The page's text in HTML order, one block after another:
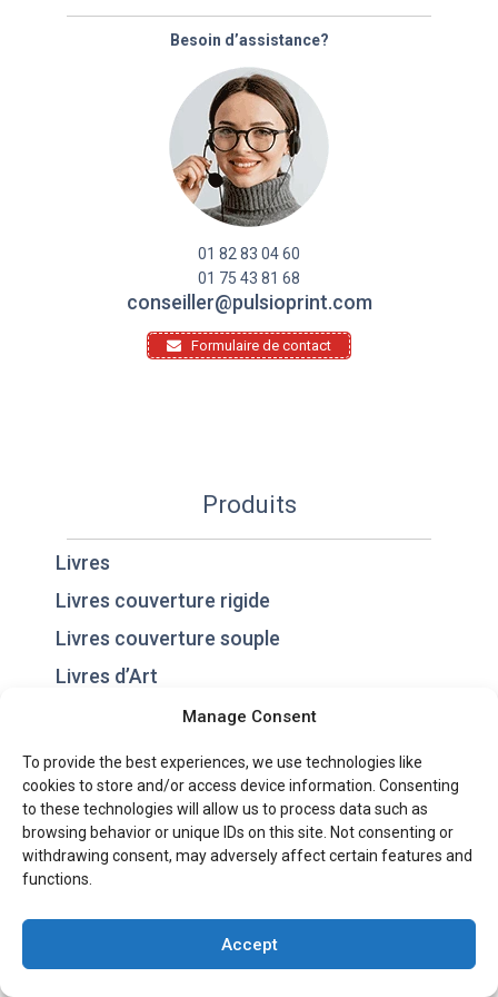
Manage Consent
To provide the best experiences, we use technologies like
cookies to store and/or access device information. Consenting
to these technologies will allow us to process data such as
browsing behavior or unique IDs on this site. Not consenting or
withdrawing consent, may adversely affect certain features and
functions.
Accept
Besoin d’assistance?
01 82 83 04 60
01 75 43 81 68
conseiller@pulsioprint.com
Formulaire de contact
Produits
Livres
Livres couverture rigide
Livres couverture souple
Livres d’Art
Romans & Essais
Bandes-Dessinées
Coffrets
Spirales
Livres avec Rabats
Boîtes et d’emballages